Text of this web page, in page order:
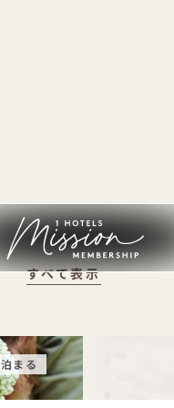
すべて表示
泊まる